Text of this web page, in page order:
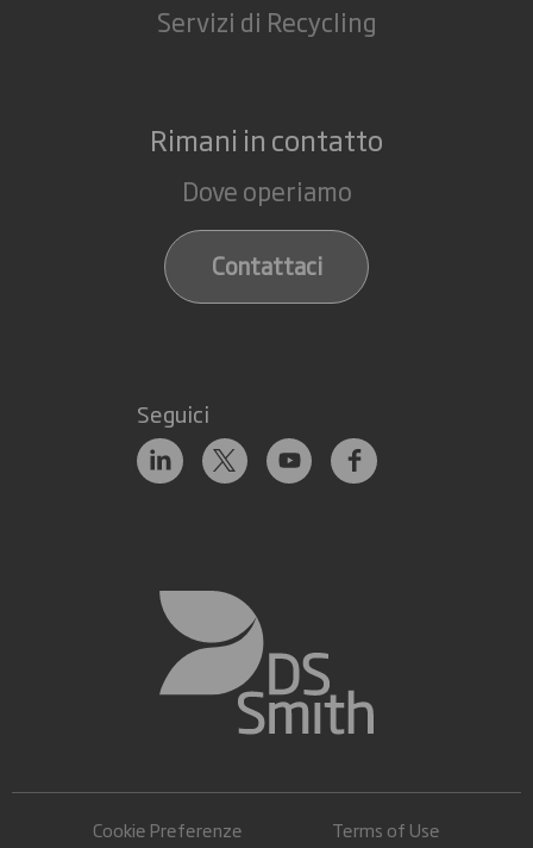
Servizi di Recycling
Rimani in contatto
Dove operiamo
Contattaci
Seguici
Cookie Preferenze Terms of Use